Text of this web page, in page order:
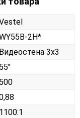
2H*
Видеостена 3х3
55"
500
1100:1